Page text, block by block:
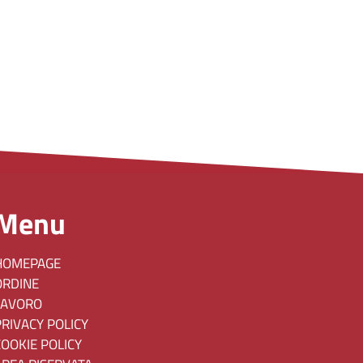
POLICY
POLICY